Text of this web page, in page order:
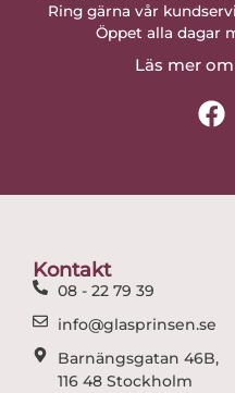
Ring gärna vår
Öppet alla dagar
Läs mer
F
a
Kontakt
08 - 22 79 39
info@glasprinsen.se
Barnängsgatan 46B,
116 48 Stockholm